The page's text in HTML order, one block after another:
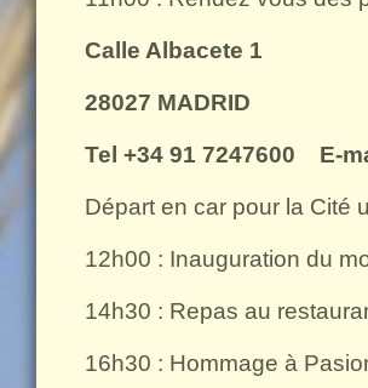
Calle Albacete 1
28027 MADRID
Tel +34 91 7247600 E-
Départ en car pour la Cité
12h00 : Inauguration du
14h30 : Repas au
16h30 : Hommage à